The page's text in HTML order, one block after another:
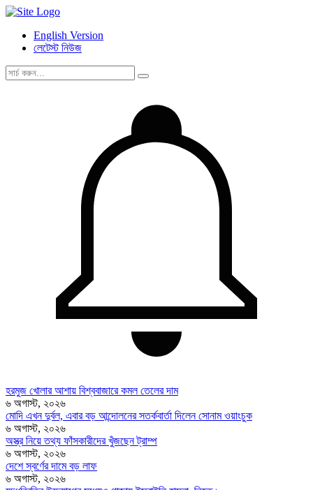
English Version
লেটেস্ট নিউজ
হরমুজ খোলার আশায় বিশ্ববাজারে কমল তেলের দাম
৬ অগাস্ট, ২০২৬
মোদি এখন দুর্বল, এবার বড় আন্দোলনের সতর্কবার্তা দিলেন সোনাম ওয়াংচুক
৬ অগাস্ট, ২০২৬
অস্ত্র নিয়ে তথ্য ফাঁসকারীদের খুঁজছেন ট্রাম্প
৬ অগাস্ট, ২০২৬
দেশে স্বর্ণের দামে বড় লাফ
৬ অগাস্ট, ২০২৬